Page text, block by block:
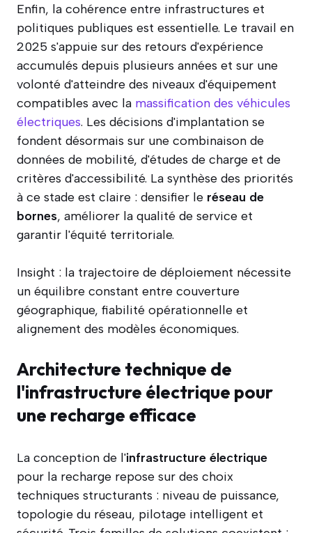
Enfin, la cohérence entre infrastructures et
politiques publiques est essentielle. Le travail en
2025 s'appuie sur des retours d'expérience
accumulés depuis plusieurs années et sur une
volonté d'atteindre des niveaux d'équipement
compatibles avec la massification des véhicules
électriques. Les décisions d'implantation se
fondent désormais sur une combinaison de
données de mobilité, d'études de charge et de
critères d'accessibilité. La synthèse des priorités
à ce stade est claire : densifier le réseau de
bornes, améliorer la qualité de service et
garantir l'équité territoriale.
Insight : la trajectoire de déploiement nécessite
un équilibre constant entre couverture
géographique, fiabilité opérationnelle et
alignement des modèles économiques.
Architecture technique de
l'infrastructure électrique pour
une recharge efficace
La conception de l'infrastructure électrique
pour la recharge repose sur des choix
techniques structurants : niveau de puissance,
topologie du réseau, pilotage intelligent et